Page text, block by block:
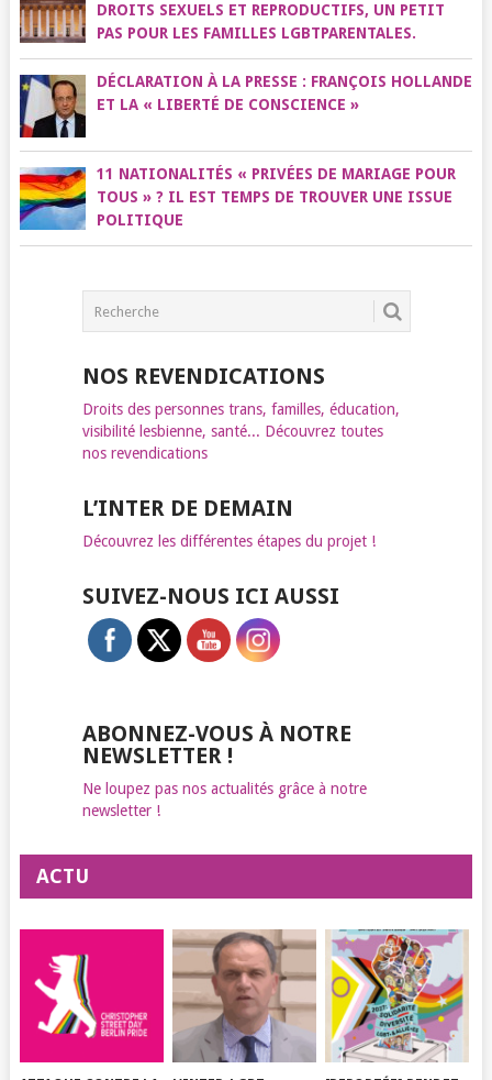
DROITS SEXUELS ET REPRODUCTIFS, UN PETIT
PAS POUR LES FAMILLES LGBTPARENTALES.
DÉCLARATION À LA PRESSE : FRANÇOIS HOLLANDE
ET LA « LIBERTÉ DE CONSCIENCE »
11 NATIONALITÉS « PRIVÉES DE MARIAGE POUR
TOUS » ? IL EST TEMPS DE TROUVER UNE ISSUE
POLITIQUE
NOS REVENDICATIONS
Droits des personnes trans, familles, éducation,
visibilité lesbienne, santé... Découvrez toutes
nos revendications
L’INTER DE DEMAIN
Découvrez les différentes étapes du projet !
SUIVEZ-NOUS ICI AUSSI
ABONNEZ-VOUS À NOTRE
NEWSLETTER !
Ne loupez pas nos actualités grâce à notre
newsletter !
ACTU